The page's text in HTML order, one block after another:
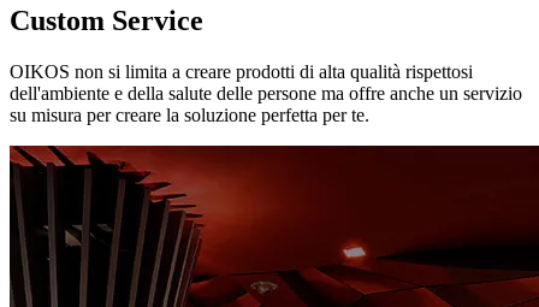
Custom Service
OIKOS non si limita a creare prodotti di alta qualità rispettosi
dell'ambiente e della salute delle persone ma offre anche un servizio
su misura per creare la soluzione perfetta per te.